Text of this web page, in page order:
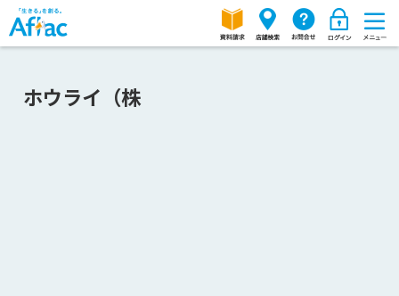
ホウライ（株